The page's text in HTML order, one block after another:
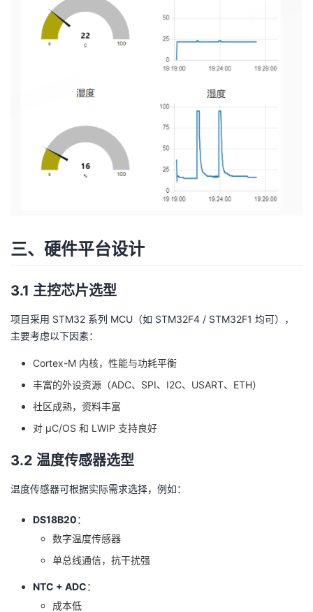
三、硬件平台设计
3.1 主控芯片选型
项目采用 STM32 系列 MCU（如 STM32F4 / STM32F1 均可），
主要考虑以下因素：
Cortex-M 内核，性能与功耗平衡
丰富的外设资源（ADC、SPI、I2C、USART、ETH）
社区成熟，资料丰富
对 μC/OS 和 LWIP 支持良好
3.2 温度传感器选型
温度传感器可根据实际需求选择，例如：
DS18B20：
数字温度传感器
单总线通信，抗干扰强
NTC + ADC：
成本低